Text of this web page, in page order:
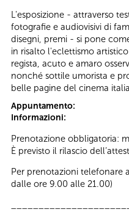
L'esposizione - attraverso
fotografie e audiovisivi di
disegni, premi - si pone
in risalto l'eclettismo
regista, acuto e amaro
nonché sottile umorista e
belle pagine del cinema
Appuntamento:
Informazioni:
Prenotazione obbligatoria:
È previsto il rilascio
Per prenotazioni
dalle ore 9.00 alle 21.00)